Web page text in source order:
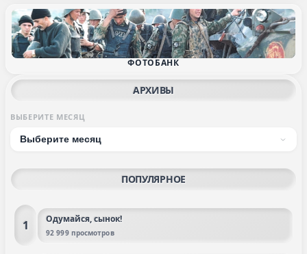
ФОТОБАНК
АРХИВЫ
ВЫБЕРИТЕ МЕСЯЦ
ПОПУЛЯРНОЕ
1 Одумайся, сынок!
92 999 просмотров